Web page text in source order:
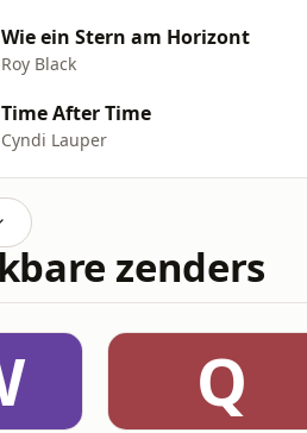
Wie ein Stern am Horizont
Roy Black
Time After Time
Cyndi Lauper
zenders
Q